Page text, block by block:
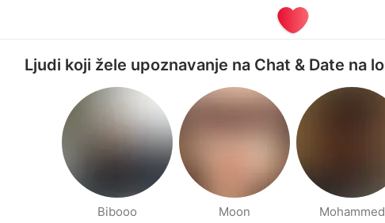
Ljudi koji žele upoznavanje na Chat & Date na
Bibooo Moon Mohammed